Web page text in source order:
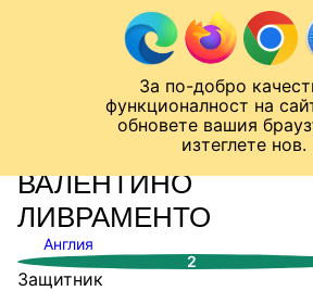
За по-добро
функционалност на
обновете вашия
изтеглете нов.
Към съдържанието
Лига на Конференциите
СТАТИСТИКИ
ВАЛЕНТИНО
ЛИВРАМЕНТО
Англия
2
Защитник